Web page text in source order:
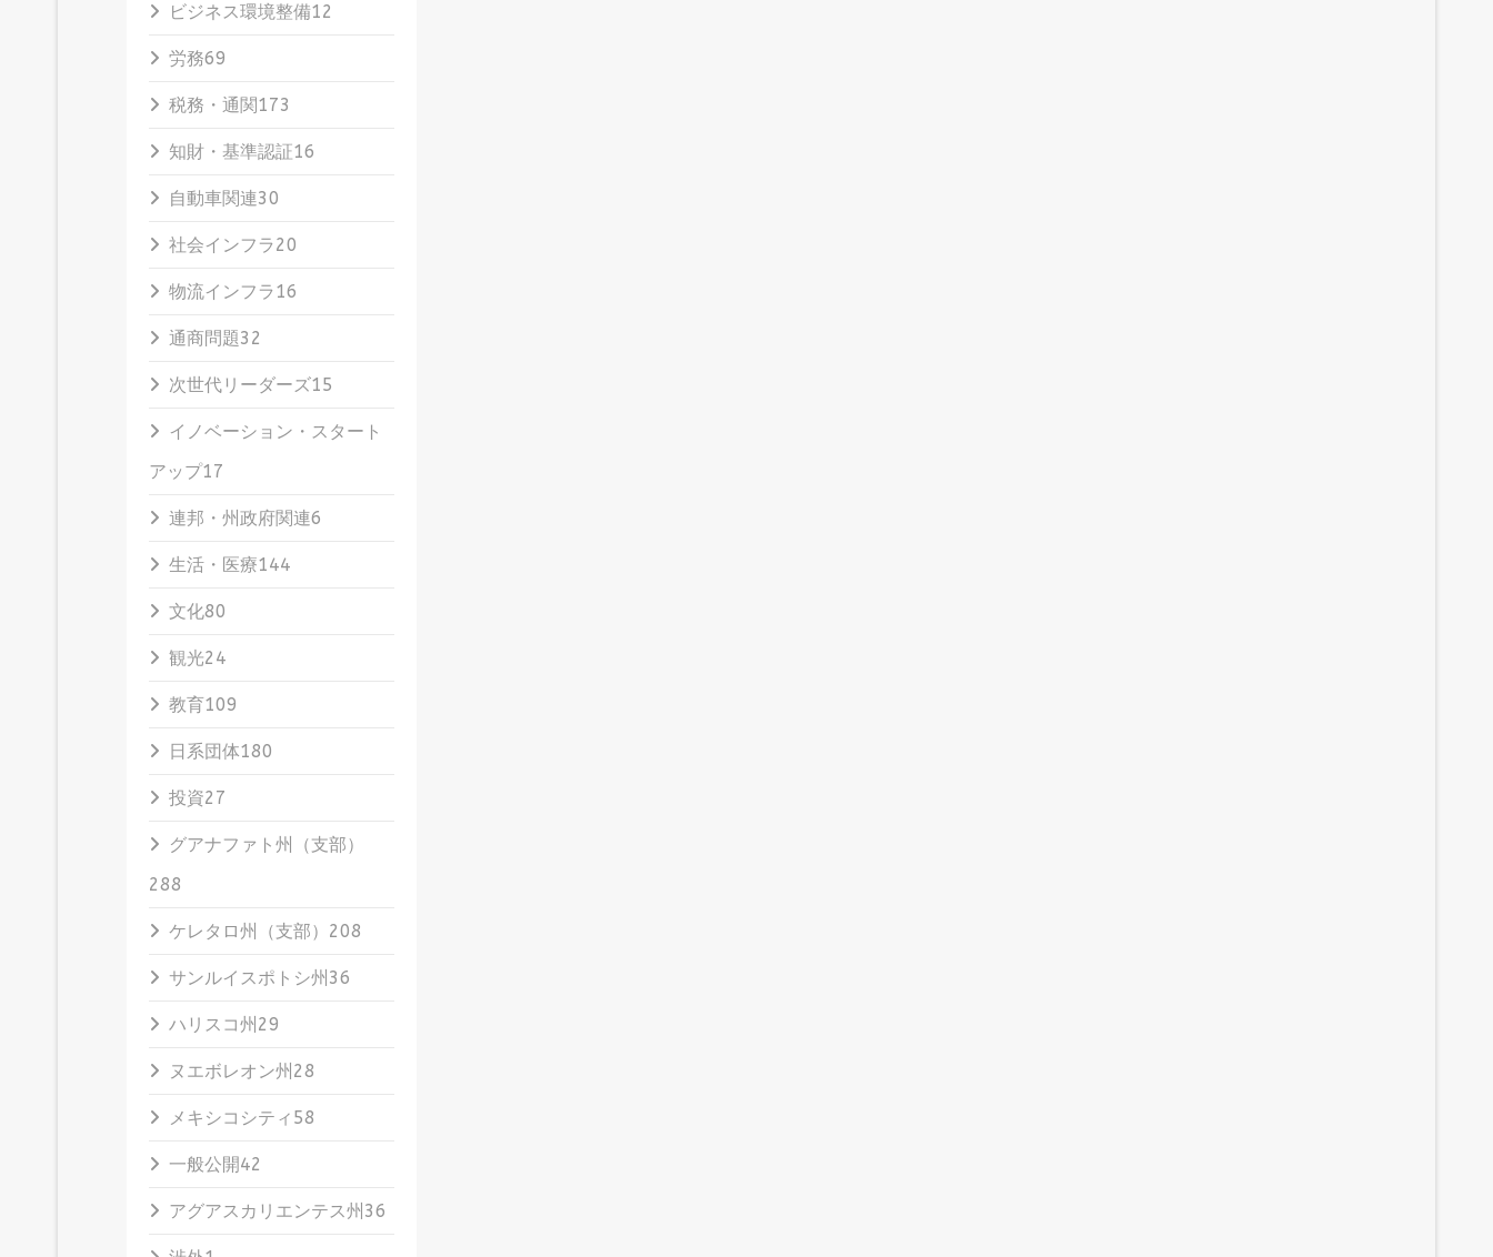
ビジネス環境整備12
労務69
税務・通関173
知財・基準認証16
自動車関連30
社会インフラ20
物流インフラ16
通商問題32
次世代リーダーズ15
イノベーション・スタート
アップ17
連邦・州政府関連6
生活・医療144
文化80
観光24
教育109
日系団体180
投資27
グアナファト州（支部）
288
ケレタロ州（支部） 208
サンルイスポトシ州 36
ハリスコ州 29
ヌエボレオン州 28
メキシコシティ 58
一般公開42
アグアスカリエンテス州 36